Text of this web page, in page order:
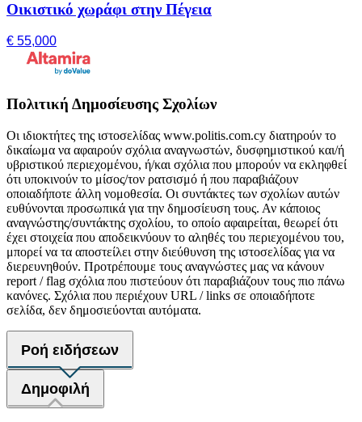
Οικιστικό χωράφι στην Πέγεια
€ 55,000
Πολιτική Δημοσίευσης Σχολίων
Οι ιδιοκτήτες της ιστοσελίδας www.politis.com.cy διατηρούν το
δικαίωμα να αφαιρούν σχόλια αναγνωστών, δυσφημιστικού και/ή
υβριστικού περιεχομένου, ή/και σχόλια που μπορούν να εκληφθεί
ότι υποκινούν το μίσος/τον ρατσισμό ή που παραβιάζουν
οποιαδήποτε άλλη νομοθεσία. Οι συντάκτες των σχολίων αυτών
ευθύνονται προσωπικά για την δημοσίευση τους. Αν κάποιος
αναγνώστης/συντάκτης σχολίου, το οποίο αφαιρείται, θεωρεί ότι
έχει στοιχεία που αποδεικνύουν το αληθές του περιεχομένου του,
μπορεί να τα αποστείλει στην διεύθυνση της ιστοσελίδας για να
διερευνηθούν. Προτρέπουμε τους αναγνώστες μας να κάνουν
report / flag σχόλια που πιστεύουν ότι παραβιάζουν τους πιο πάνω
κανόνες. Σχόλια που περιέχουν URL / links σε οποιαδήποτε
σελίδα, δεν δημοσιεύονται αυτόματα.
Ροή ειδήσεων
Δημοφιλή